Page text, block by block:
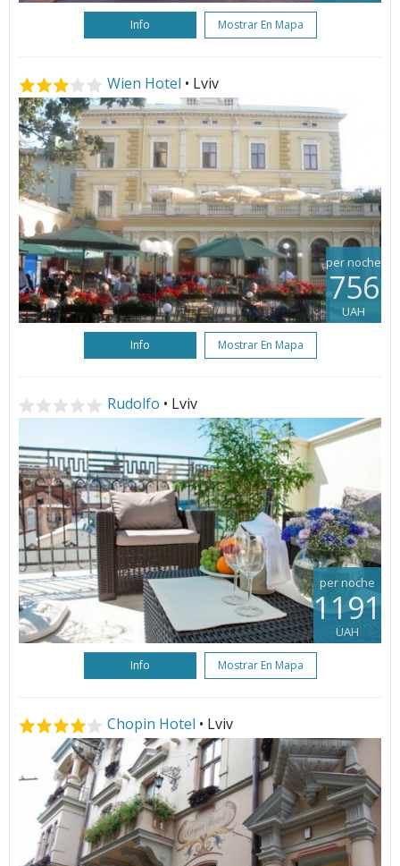
Info Mostrar En Mapa
Wien Hotel • Lviv
per noche
756
UAH
Info Mostrar En Mapa
Rudolfo • Lviv
per noche
1191
UAH
Info Mostrar En Mapa
Chopin Hotel • Lviv